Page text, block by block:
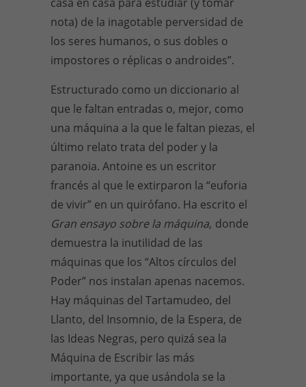
nota) de la inagotable perversidad de
los seres humanos, o sus dobles o
impostores o réplicas o androides”.
Estructurado como un diccionario al
que le faltan entradas o, mejor, como
una máquina a la que le faltan piezas, el
último relato trata del poder y la
paranoia. Antoine es un escritor
francés al que le extirparon la “euforia
de vivir” en un quirófano. Ha escrito el
Gran ensayo sobre la máquina, donde
demuestra la inutilidad de las
máquinas que los “Altos círculos del
Poder” nos instalan apenas nacemos.
Hay máquinas del Tartamudeo, del
Llanto, del Insomnio, de la Espera, de
las Ideas Negras, pero quizá sea la
Máquina de Escribir las más
importante, ya que usándola se la